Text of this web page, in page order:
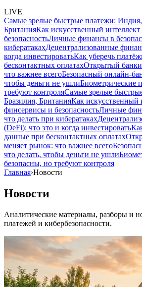
LIVE
Самые зрелые быстрые платежи: Индия,
БританияКак искусственный
безопасностьЛичные финансы в
кибератакахДецентрализованные
когда инвестироватьКак уберечь
бесконтактных оплатахОткрытый
что важнее всегоБезопасный онлайн-
чтобы деньги не ушлиБиометрические
требуют контроляСамые зрелые
Бразилия, БританияКак искусственный
финсервисы и безопасностьЛичные
что делать при кибератаках
(DeFi): что это и когда инвестировать
данные при бесконтактных оплатах
меняет рынок: что важнее всего
что делать, чтобы деньги не ушли
безопасны, но требуют контроля
Главная›Новости
Новости
Аналитические материалы, разборы и
платежей и кибербезопасности.